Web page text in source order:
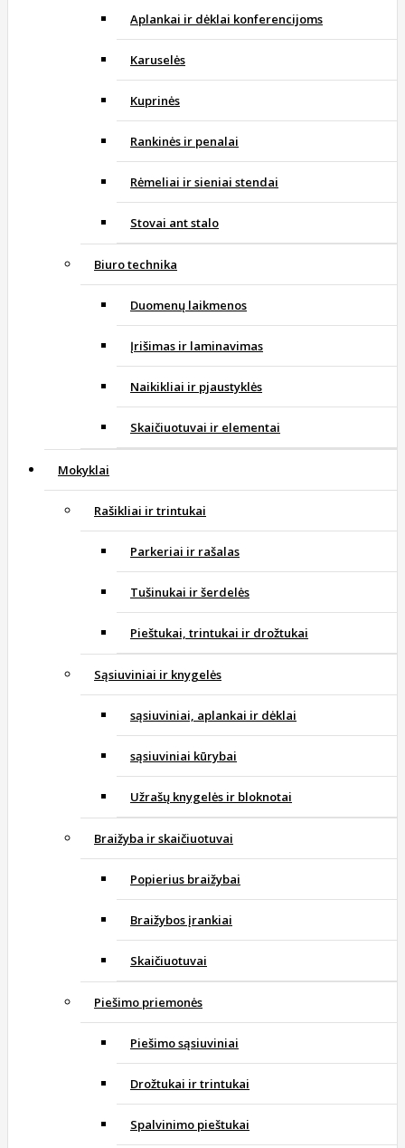
Aplankai ir dėklai konferencijoms
Karuselės
Kuprinės
Rankinės ir penalai
Rėmeliai ir sieniai stendai
Stovai ant stalo
Biuro technika
Duomenų laikmenos
Įrišimas ir laminavimas
Naikikliai ir pjaustyklės
Skaičiuotuvai ir elementai
Mokyklai
Rašikliai ir trintukai
Parkeriai ir rašalas
Tušinukai ir šerdelės
Pieštukai, trintukai ir drožtukai
Sąsiuviniai ir knygelės
sąsiuviniai, aplankai ir dėklai
sąsiuviniai kūrybai
Užrašų knygelės ir bloknotai
Braižyba ir skaičiuotuvai
Popierius braižybai
Braižybos įrankiai
Skaičiuotuvai
Piešimo priemonės
Piešimo sąsiuviniai
Drožtukai ir trintukai
Spalvinimo pieštukai